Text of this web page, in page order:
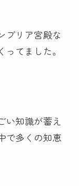
ブリア宮殿な
てました。
い知識が蓄え
で多くの知恵